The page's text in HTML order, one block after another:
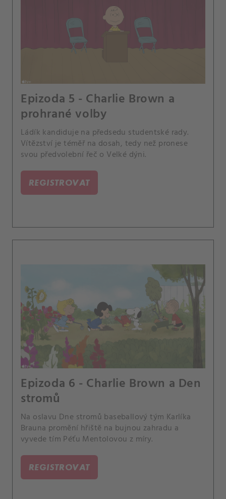
Epizoda 5 - Charlie Brown a
prohrané volby
Ládík kandiduje na předsedu studentské rady.
Vítězství je téměř na dosah, tedy než pronese
svou předvolební řeč o Velké dýni.
REGISTROVAT
Epizoda 6 - Charlie Brown a Den
stromů
Na oslavu Dne stromů baseballový tým Karlíka
Brauna promění hřiště na bujnou zahradu a
vyvede tím Péťu Mentolovou z míry.
REGISTROVAT